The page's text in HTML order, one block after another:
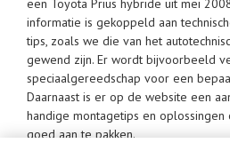
een Toyota Prius hybride uit mei
informatie is gekoppeld aan
tips, zoals we die van het
gewend zijn. Er wordt bijvoorbeeld
speciaalgereedschap voor een
Daarnaast is er op de website een
handige montagetips en
goed aan te pakken.